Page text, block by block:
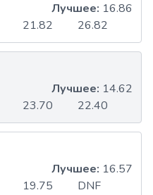
21.82 26.82
Лучшее: 16.86
23.70 22.40
Лучшее: 14.62
19.75 DNF
Лучшее: 16.57